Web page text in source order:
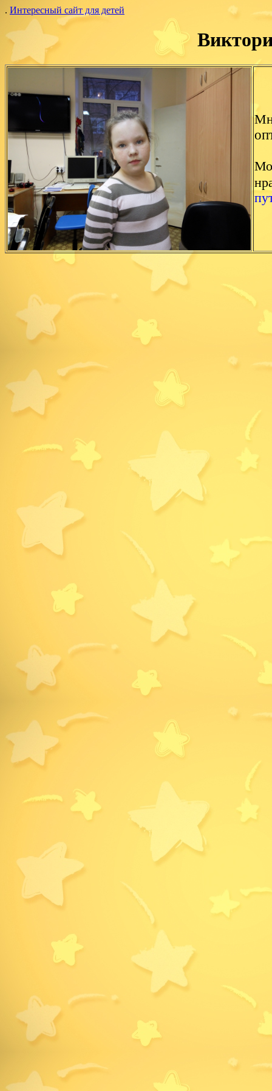
. Интересный сайт для детей